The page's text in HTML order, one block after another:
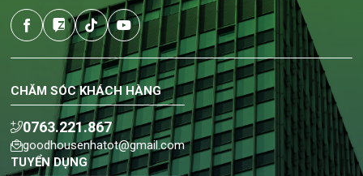
CHĂM SÓC KHÁCH HÀNG
0763.221.867
goodhousenhatot@gmail.com
TUYỂN DỤNG